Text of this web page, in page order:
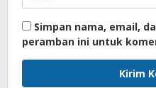
Simpan nama, email,
peramban ini untuk